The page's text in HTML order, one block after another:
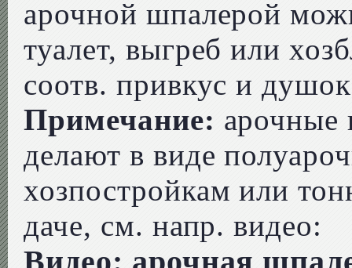
арочной шпалерой
туалет, выгреб или
соотв. привкус и
Примечание: арочные
делают в виде
хозпостройкам или
даче, см. напр. видео: